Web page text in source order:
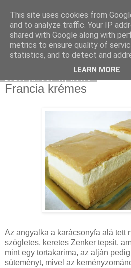
Moha Konyha
Francia krémes
Az angyalka a karácsonyfa alá tett
szögletes, keretes Zenker tepsit,
mint egy tortakarima, az alján
süteményt, mivel az
This site uses cookies from
and to analyze traffic. Your IP
shared with Google along with
metrics to ensure quality of
statistics, and to detect and
LEARN MORE